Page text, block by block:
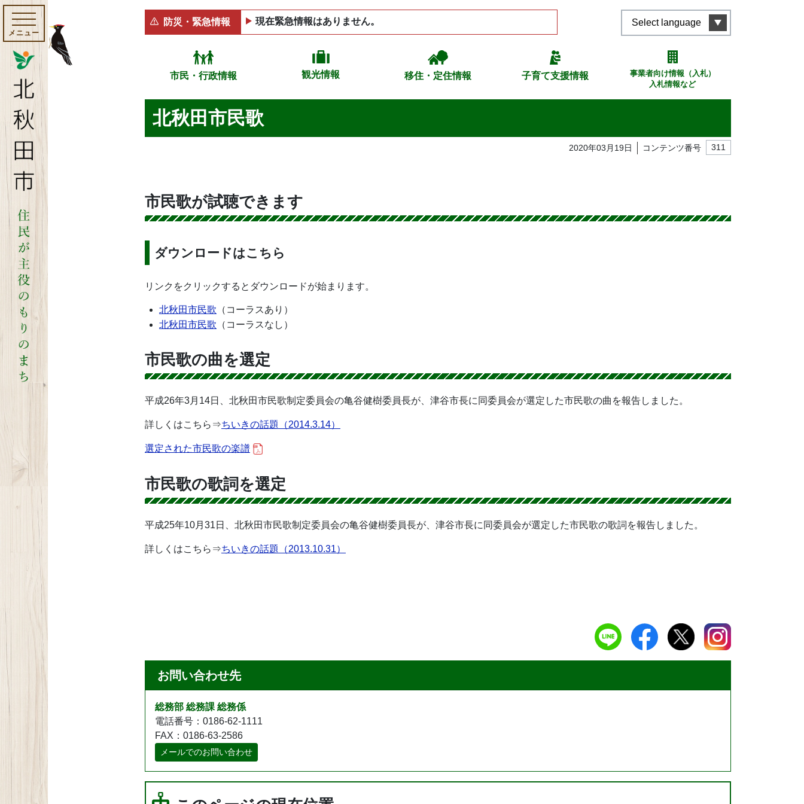
メニュー
防災・緊急情報 現在緊急情報はありません。 Select language
市民・行政情報 観光情報 移住・定住情報 子育て支援情報
事業者向け情報（入札）
入札情報など
北秋田市民歌
2020年03月19日 コンテンツ番号 311
市民歌が試聴できます
ダウンロードはこちら
リンクをクリックするとダウンロードが始まります。
北秋田市民歌 （コーラスあり）
北秋田市民歌 （コーラスなし）
市民歌の曲を選定
平成26年3月14日、北秋田市民歌制定委員会の亀谷健樹委員長が、津谷市長に同委員会が選定した市民歌の曲を報告しました。
詳しくはこちら ⇒ちいきの話題（2014.3.14）
選定された市民歌の楽譜
市民歌の歌詞を選定
平成25年10月31日、北秋田市民歌制定委員会の亀谷健樹委員長が、津谷市長に同委員会が選定した市民歌の歌詞を報告しました。
詳しくはこちら ⇒ちいきの話題（2013.10.31）
お問い合わせ先
総務部 総務課 総務係
電話番号：0186-62-1111
FAX：0186-63-2586
メールでのお問い合わせ